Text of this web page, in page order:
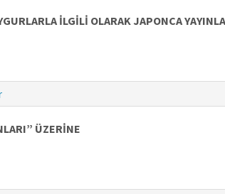
İLGİLİ OLARAK JAPONCA
ÜZERİNE